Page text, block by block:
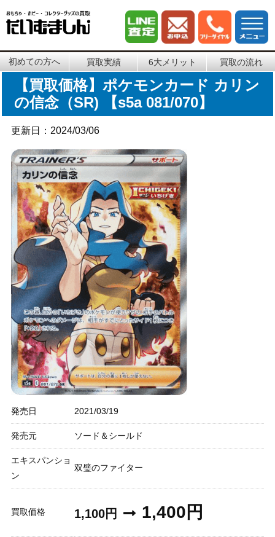
初めての方へ 買取実績 6大メリット 買取の流れ
【買取価格】ポケモンカード カリン
の信念（SR) 【s5a 081/070】
更新日：2024/03/06
発売日 2021/03/19
発売元 ソード＆シールド
エキスパンショ
ン
双璧のファイター
買取価格 1,100円 1,400円